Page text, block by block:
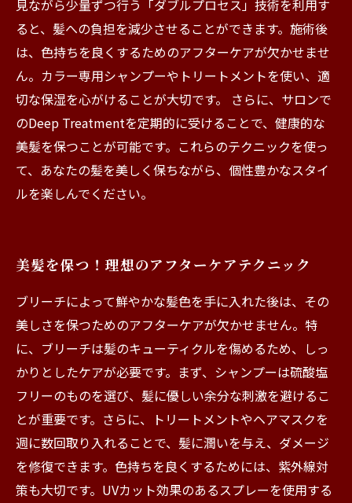
見ながら少量ずつ行う「ダブルプロセス」技術を利用す
ると、髪への負担を減少させることができます。施術後
は、色持ちを良くするためのアフターケアが欠かせませ
ん。カラー専用シャンプーやトリートメントを使い、適
切な保湿を心がけることが大切です。 さらに、サロンで
のDeep Treatmentを定期的に受けることで、健康的な
美髪を保つことが可能です。これらのテクニックを使っ
て、あなたの髪を美しく保ちながら、個性豊かなスタイ
ルを楽しんでください。
美髪を保つ！理想のアフターケアテクニック
ブリーチによって鮮やかな髪色を手に入れた後は、その
美しさを保つためのアフターケアが欠かせません。特
に、ブリーチは髪のキューティクルを傷めるため、しっ
かりとしたケアが必要です。まず、シャンプーは硫酸塩
フリーのものを選び、髪に優しい余分な刺激を避けるこ
とが重要です。さらに、トリートメントやヘアマスクを
週に数回取り入れることで、髪に潤いを与え、ダメージ
を修復できます。色持ちを良くするためには、紫外線対
策も大切です。UVカット効果のあるスプレーを使用する